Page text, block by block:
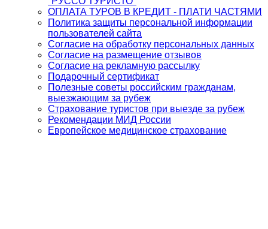
ОПЛАТА ТУРОВ В КРЕДИТ - ПЛАТИ ЧАСТЯМИ
Политика защиты персональной информации
пользователей сайта
Согласие на обработку персональных данных
Согласие на размещение отзывов
Согласие на рекламную рассылку
Подарочный сертификат
Полезные советы российским гражданам,
выезжающим за рубеж
Страхование туристов при выезде за рубеж
Рекомендации МИД России
Европейское медицинское страхование